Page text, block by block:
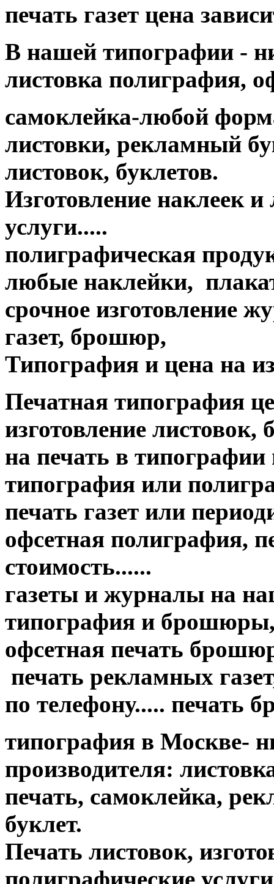
печать газет цена
В нашей типографии -
листовка полиграфия,
самоклейка-любой
листовки, рекламный
листовок, буклетов.
Изготовление наклеек
услуги.....
полиграфическая
любые наклейки,
срочное изготовление
газет, брошюр,
Типография и цена на
Печатная типография
изготовление листовок,
на печать в
типография или
печать газет или
офсетная полиграфия,
стоимость......
газеты и журналы на
типография и брошюры,
офсетная печать
печать рекламных
по телефону..... печать
типография в Москве-
производителя:
печать, самоклейка,
буклет.
Печать листовок,
полиграфические